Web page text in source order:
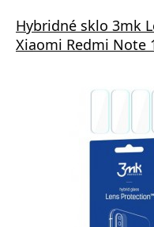
Hybridné sklo 3mk
Xiaomi Redmi Note